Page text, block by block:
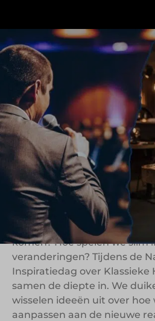
Klassieke horeca staat voor
omzet van het kanaal
cafés en restaurants) kwam
groei van 4,3% uit op
ondertussen houden
hand op de knip, Generatie
uit eten, het slechte weer in
ondernemers een flinke
zelfstandigen staan onder
marges en
Kortom, hoe zorgen we
komen? Hoe spelen we slim
veranderingen? Tijdens de
Inspiratiedag over Klassieke
samen de diepte in. We
wisselen ideeën uit over hoe
aanpassen aan de nieuwe